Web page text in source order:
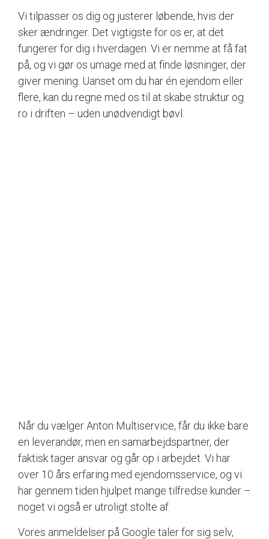
Vi tilpasser os dig og justerer løbende, hvis der
sker ændringer. Det vigtigste for os er, at det
fungerer for dig i hverdagen. Vi er nemme at få fat
på, og vi gør os umage med at finde løsninger, der
giver mening. Uanset om du har én ejendom eller
flere, kan du regne med os til at skabe struktur og
ro i driften – uden unødvendigt bøvl.
Når du vælger Anton Multiservice, får du ikke bare
en leverandør, men en samarbejdspartner, der
faktisk tager ansvar og går op i arbejdet. Vi har
over 10 års erfaring med ejendomsservice, og vi
har gennem tiden hjulpet mange tilfredse kunder –
noget vi også er utroligt stolte af.
Vores anmeldelser på Google taler for sig selv,